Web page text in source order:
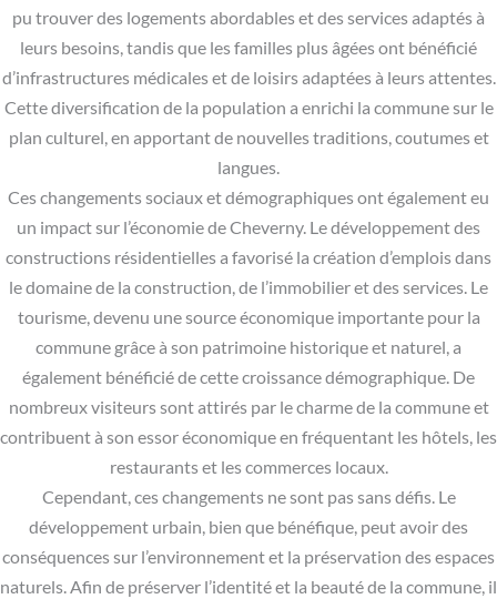
pu trouver des logements abordables et des services adaptés à
leurs besoins, tandis que les familles plus âgées ont bénéficié
d’infrastructures médicales et de loisirs adaptées à leurs attentes.
Cette diversification de la population a enrichi la commune sur le
plan culturel, en apportant de nouvelles traditions, coutumes et
langues.
Ces changements sociaux et démographiques ont également eu
un impact sur l’économie de Cheverny. Le développement des
constructions résidentielles a favorisé la création d’emplois dans
le domaine de la construction, de l’immobilier et des services. Le
tourisme, devenu une source économique importante pour la
commune grâce à son patrimoine historique et naturel, a
également bénéficié de cette croissance démographique. De
nombreux visiteurs sont attirés par le charme de la commune et
contribuent à son essor économique en fréquentant les hôtels, les
restaurants et les commerces locaux.
Cependant, ces changements ne sont pas sans défis. Le
développement urbain, bien que bénéfique, peut avoir des
conséquences sur l’environnement et la préservation des espaces
naturels. Afin de préserver l’identité et la beauté de la commune, il